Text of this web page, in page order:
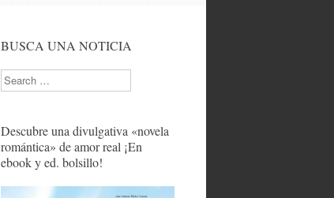
BUSCA UNA NOTICIA
Search
Descubre una divulgativa «novela
romántica» de amor real ¡En
ebook y ed. bolsillo!